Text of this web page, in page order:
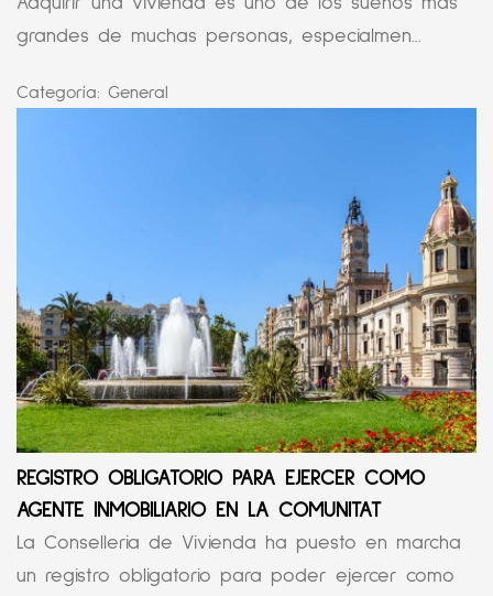
grandes de muchas personas, especialmen...
Categoría: General
REGISTRO OBLIGATORIO PARA EJERCER COMO
AGENTE INMOBILIARIO EN LA COMUNITAT
La Conselleria de Vivienda ha puesto en marcha
un registro obligatorio para poder ejercer como